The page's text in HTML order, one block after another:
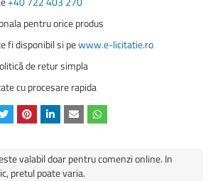
pentru orice produs
fi disponibil si pewww.e-licitatie.ro
de retur simpla
cu procesare rapida
valabil doar pentru comenzi online. In
pretul poate varia.